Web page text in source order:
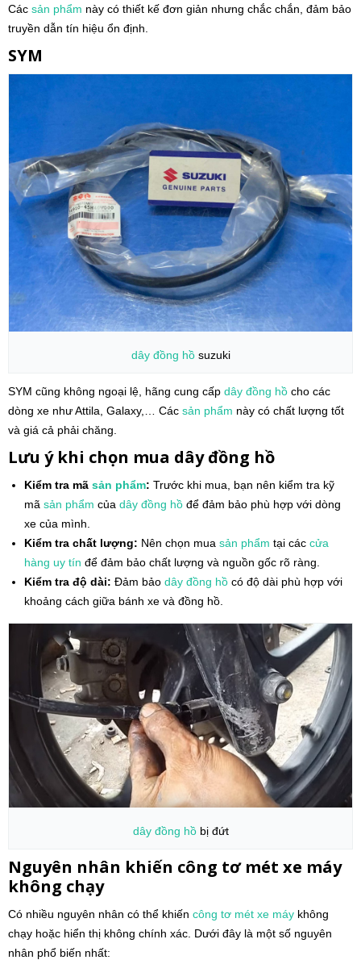
Các sản phẩm này có thiết kế đơn giản nhưng chắc chắn, đảm bảo
truyền dẫn tín hiệu ổn định.
SYM
dây đồng hồsuzuki
SYM cũng không ngoại lệ, hãng cung cấp dây đồng hồ cho các
dòng xe như Attila, Galaxy,… Các sản phẩm này có chất lượng tốt
và giá cả phải chăng.
Lưu ý khi chọn mua dây đồng hồ
Kiểm tra mã sản phẩm: Trước khi mua, bạn nên kiểm tra kỹ
mã sản phẩm của dây đồng hồ để đảm bảo phù hợp với dòng
xe của mình.
Kiểm tra chất lượng: Nên chọn mua sản phẩm tại các cửa
hàng uy tín để đảm bảo chất lượng và nguồn gốc rõ ràng.
Kiểm tra độ dài: Đảm bảo dây đồng hồ có độ dài phù hợp với
khoảng cách giữa bánh xe và đồng hồ.
dây đồng hồbị đứt
Nguyên nhân khiến công tơ mét xe máy
không chạy
Có nhiều nguyên nhân có thể khiến công tơ mét xe máy không
chạy hoặc hiển thị không chính xác. Dưới đây là một số nguyên
nhân phổ biến nhất: